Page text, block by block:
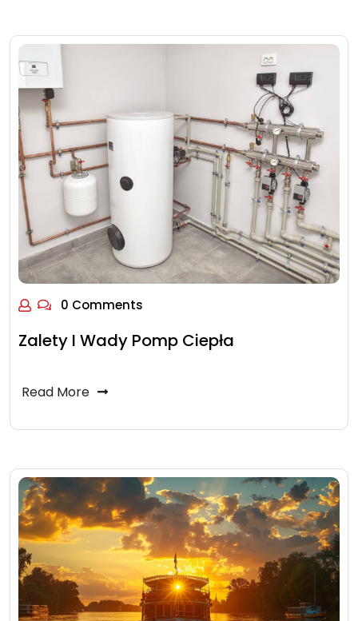
0 Comments
Zalety I Wady Pomp Ciepła
Read More